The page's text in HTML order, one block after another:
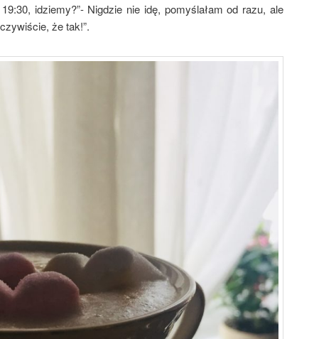
idziemy?”- Nigdzie nie idę, pomyślałam od razu, ale
że tak!”.